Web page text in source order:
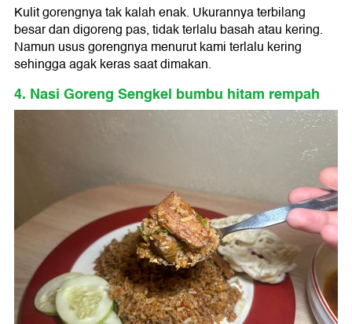
Kulit gorengnya tak kalah enak. Ukurannya terbilang
besar dan digoreng pas, tidak terlalu basah atau kering.
Namun usus gorengnya menurut kami terlalu kering
sehingga agak keras saat dimakan.
4. Nasi Goreng Sengkel bumbu hitam rempah